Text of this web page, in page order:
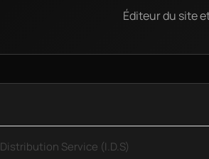
Éditeur du site
Service (I.D.S)